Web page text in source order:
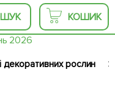
КОШИК
декоративних рослин